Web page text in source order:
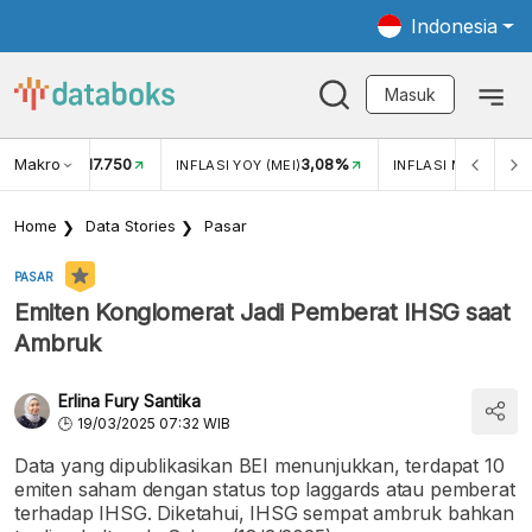
Indonesia
Masuk
Makro
USD/IDR 17.750 INFLASI YOY (MEI)3,08% INFLASI MOM (MEI)
Home Data Stories Pasar
PASAR
Emiten Konglomerat Jadi Pemberat IHSG saat
Ambruk
Erlina Fury Santika
19/03/2025 07:32 WIB
Data yang dipublikasikan BEI menunjukkan, terdapat 10
emiten saham dengan status top laggards atau pemberat
terhadap IHSG. Diketahui, IHSG sempat ambruk bahkan